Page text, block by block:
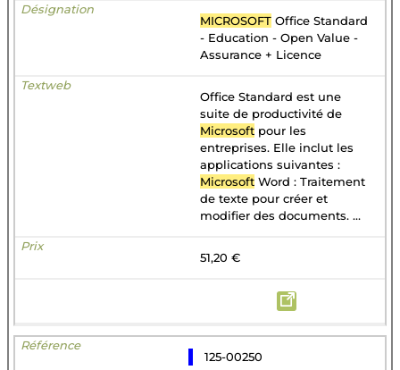
MICROSOFT Office Standard
- Education - Open Value -
Assurance + Licence
Office Standard est une
suite de productivité de
Microsoft pour les
entreprises. Elle inclut les
applications suivantes :
Microsoft Word : Traitement
de texte pour créer et
modifier des documents. ...
51,20 €
125-00250